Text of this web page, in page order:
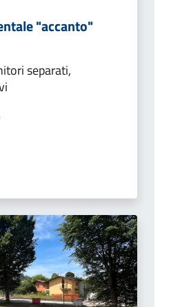
"accanto"
separati,